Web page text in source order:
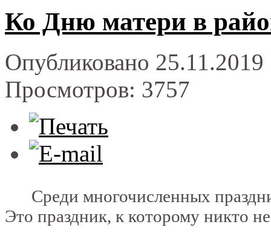
Ко Дню матери в
Опубликовано 25.11.2019
Просмотров: 3757
Среди многочисленных
Это праздник, к которому никто